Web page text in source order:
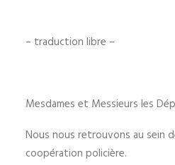
– traduction libre –
Mesdames et Messieurs les
Nous nous retrouvons au sein
coopération policière.